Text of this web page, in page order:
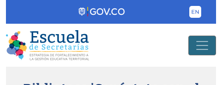
Pasar al contenido principal